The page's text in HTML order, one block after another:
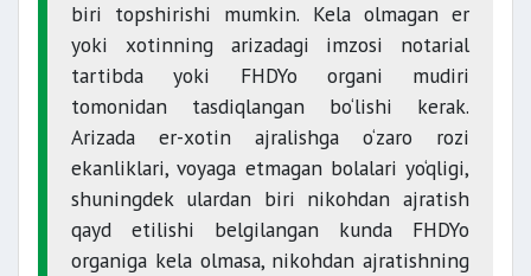
biri topshirishi mumkin. Kela olmagan er
yoki xotinning arizadagi imzosi notarial
tartibda yoki FHDYo organi mudiri
tomonidan tasdiqlangan bo‘lishi kerak.
Arizada er-xotin ajralishga o‘zaro rozi
ekanliklari, voyaga etmagan bolalari yo‘qligi,
shuningdek ulardan biri nikohdan ajratish
qayd etilishi belgilangan kunda FHDYo
organiga kela olmasa, nikohdan ajratishning